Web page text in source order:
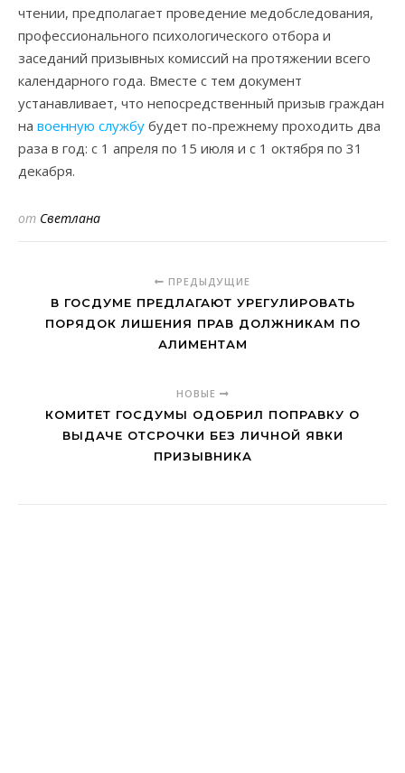
чтении, предполагает проведение медобследования,
профессионального психологического отбора и
заседаний призывных комиссий на протяжении всего
календарного года. Вместе с тем документ
устанавливает, что непосредственный призыв граждан
на военную службу будет по-прежнему проходить два
раза в год: с 1 апреля по 15 июля и с 1 октября по 31
декабря.
от Светлана
ПРЕДЫДУЩИЕ
В ГОСДУМЕ ПРЕДЛАГАЮТ УРЕГУЛИРОВАТЬ
ПОРЯДОК ЛИШЕНИЯ ПРАВ ДОЛЖНИКАМ ПО
АЛИМЕНТАМ
НОВЫЕ
КОМИТЕТ ГОСДУМЫ ОДОБРИЛ ПОПРАВКУ О
ВЫДАЧЕ ОТСРОЧКИ БЕЗ ЛИЧНОЙ ЯВКИ
ПРИЗЫВНИКА